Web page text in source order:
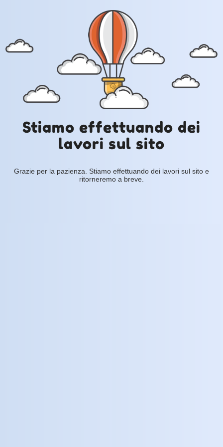
Stiamo effettuando dei
lavori sul sito
Grazie per la pazienza. Stiamo effettuando dei lavori sul sito e
ritorneremo a breve.